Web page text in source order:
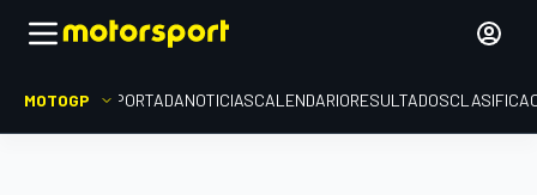
MOTOGP PORTADANOTICIASCALENDARIORESULTADOS